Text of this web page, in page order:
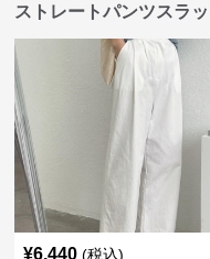
ストレートパンツスラ
¥6,440 (税込)